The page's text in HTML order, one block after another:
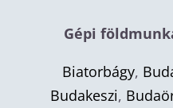
Gépi
Biatorbágy,
Budakeszi,